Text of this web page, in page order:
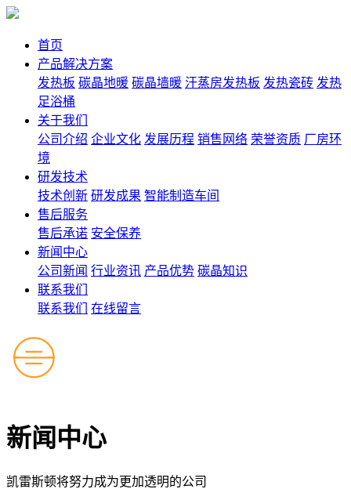
首页
产品解决方案
发热板 碳晶地暖 碳晶墙暖 汗蒸房发热板 发热瓷砖 发热
足浴桶
关于我们
公司介绍 企业文化 发展历程 销售网络 荣誉资质 厂房环
境
研发技术
技术创新 研发成果 智能制造车间
售后服务
售后承诺 安全保养
新闻中心
公司新闻 行业资讯 产品优势 碳晶知识
联系我们
联系我们
在线留言
新闻中心
凯雷斯顿将努力成为更加透明的公司